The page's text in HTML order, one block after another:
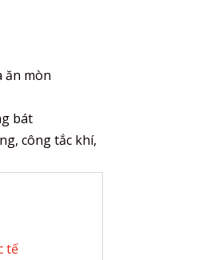
ăn mòn
bát
công tắc khí,
tế